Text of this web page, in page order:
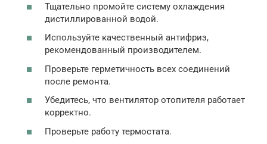
Тщательно промойте систему охлаждения
дистиллированной водой.
Используйте качественный антифриз,
рекомендованный производителем.
Проверьте герметичность всех соединений
после ремонта.
Убедитесь, что вентилятор отопителя работает
корректно.
Проверьте работу термостата.